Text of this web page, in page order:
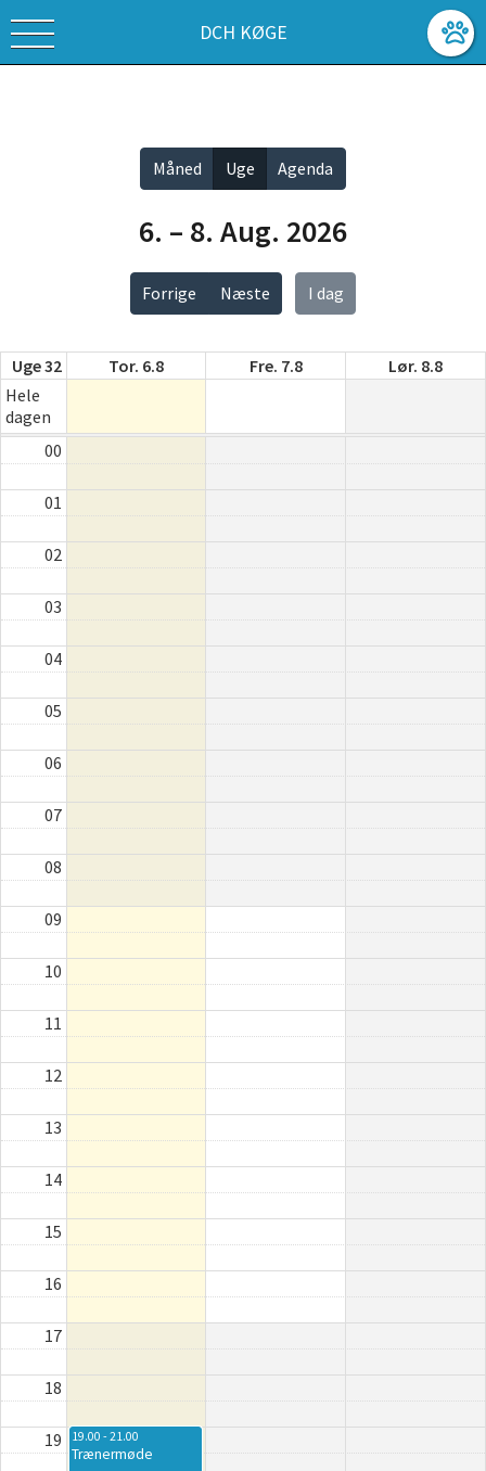
DCH KØGE
Forrige Næste I dag
6. – 8. Aug. 2026
Måned Uge Agenda
Uge 32 Tor. 6.8 Fre. 7.8
Lør. 8.8
Hele
dagen
00
01
02
03
04
05
06
07
08
09
10
11
12
13
14
15
16
17
18
19 19.00 - 21.00
Trænermøde